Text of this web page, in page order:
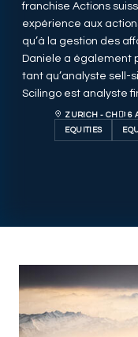
franchise Actions
expérience aux
qu’à la gestion des
Daniele a également
tant qu’analyste sell-
Scilingo est analyste
ZURICH - CH
6
EQUITIES